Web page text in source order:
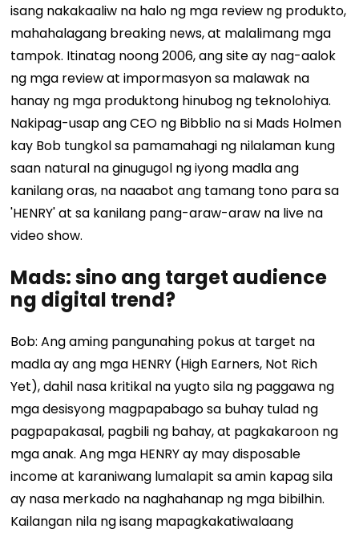
isang nakakaaliw na halo ng mga review ng produkto,
mahahalagang breaking news, at malalimang mga
tampok. Itinatag noong 2006, ang site ay nag-aalok
ng mga review at impormasyon sa malawak na
hanay ng mga produktong hinubog ng teknolohiya.
Nakipag-usap ang CEO ng Bibblio na si Mads Holmen
kay Bob tungkol sa pamamahagi ng nilalaman kung
saan natural na ginugugol ng iyong madla ang
kanilang oras, na naaabot ang tamang tono para sa
'HENRY' at sa kanilang pang-araw-araw na live na
video show.
Mads: sino ang target audience
ng digital trend?
Bob: Ang aming pangunahing pokus at target na
madla ay ang mga HENRY (High Earners, Not Rich
Yet), dahil nasa kritikal na yugto sila ng paggawa ng
mga desisyong magpapabago sa buhay tulad ng
pagpapakasal, pagbili ng bahay, at pagkakaroon ng
mga anak. Ang mga HENRY ay may disposable
income at karaniwang lumalapit sa amin kapag sila
ay nasa merkado na naghahanap ng mga bibilhin.
Kailangan nila ng isang mapagkakatiwalaang